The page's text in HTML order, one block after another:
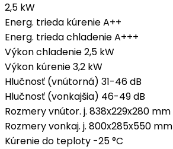
2,5 kW
Energ. trieda kúrenieA++
Energ. trieda chladenieA+++
Výkon chladenie2,5 kW
Výkon kúrenie3,2 kW
Hlučnosť (vnútorná) 31-46 dB
Hlučnosť (vonkajšia) 46-49 dB
Rozmery vnútor. j. 838x229x280 mm
Rozmery vonkaj. j. 800x285x550 mm
Kúrenie do teploty -25 °C